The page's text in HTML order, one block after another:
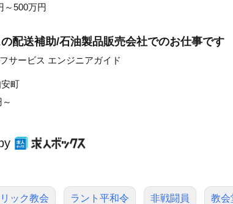
～500万円
配送補助/石油製品販売会社でのお仕事です
サービス エンジニアガイド
町
ック教会 ラント平和令 非戦闘員 教会